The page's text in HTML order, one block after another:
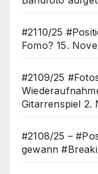
#2110/25
Fomo? 15.
#2109/25
Gitarrenspiel 2.
#2108/25 –
gewann